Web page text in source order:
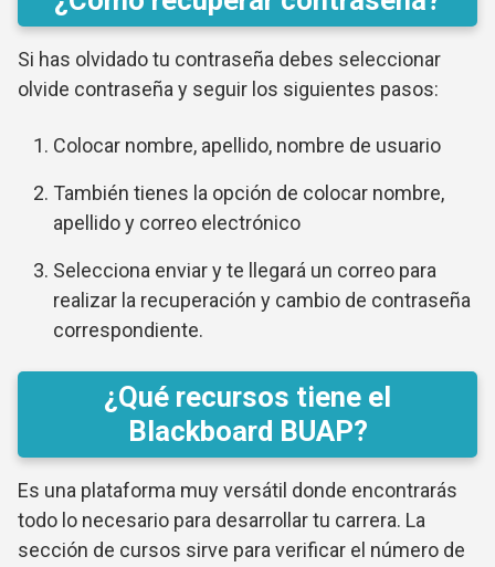
Si has olvidado tu contraseña debes seleccionar
olvide contraseña y seguir los siguientes pasos:
Colocar nombre, apellido, nombre de usuario
También tienes la opción de colocar nombre,
apellido y correo electrónico
Selecciona enviar y te llegará un correo para
realizar la recuperación y cambio de contraseña
correspondiente.
¿Qué recursos tiene el
Blackboard BUAP?
Es una plataforma muy versátil donde encontrarás
todo lo necesario para desarrollar tu carrera. La
sección de cursos sirve para verificar el número de